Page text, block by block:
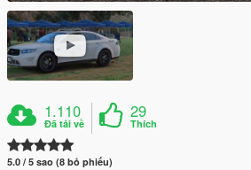
1.110
Đã tải về
29
Thích
5.0 / 5 sao (8 bỏ phiếu)